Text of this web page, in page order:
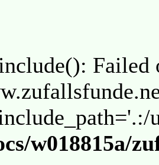
Failed
w018815a/